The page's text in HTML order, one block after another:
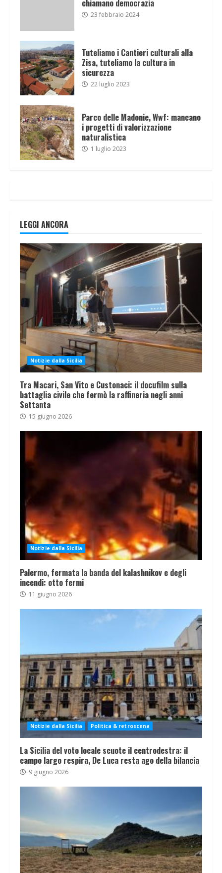
chiamano democrazia
23 febbraio 2024
Tuteliamo i Cantieri culturali alla
Zisa, tuteliamo la cultura in
sicurezza
22 luglio 2023
Parco delle Madonie, Wwf: mancano
i progetti di valorizzazione
naturalistica
1 luglio 2023
LEGGI ANCORA
Notizie dalla Sicilia
Tra Macari, San Vito e Custonaci: il docufilm sulla
battaglia civile che fermò la raffineria negli anni
Settanta
15 giugno 2026
Notizie dalla Sicilia
Palermo, fermata la banda del kalashnikov e degli
incendi: otto fermi
11 giugno 2026
Notizie dalla Sicilia Politica & retroscena
La Sicilia del voto locale scuote il centrodestra: il
campo largo respira, De Luca resta ago della bilancia
9 giugno 2026